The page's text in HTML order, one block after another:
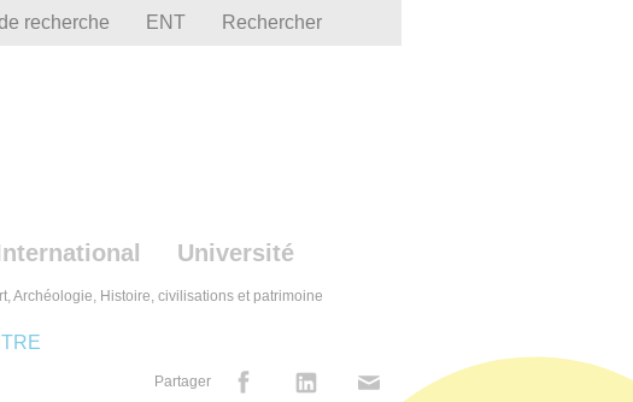
recherche ENT Rechercher
Université
Archéologie, Histoire, civilisations et patrimoine
Partager